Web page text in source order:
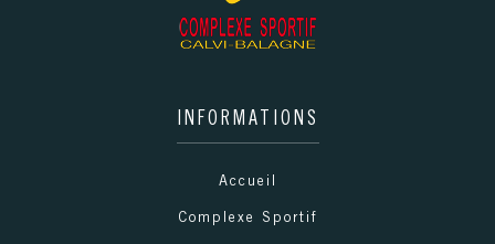
INFORMATIONS
Accueil
Complexe Sportif